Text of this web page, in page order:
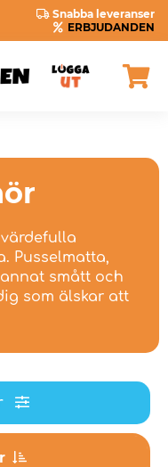
Snabba leveranser
ERBJUDANDEN
Pusselmatta,
smått och
som älskar att